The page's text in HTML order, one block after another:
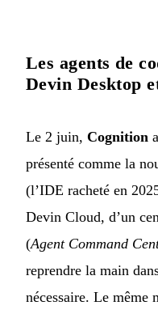
Les agents de
Devin Desktop
Le 2 juin, Cognition
présenté comme la
(l’IDE racheté en
Devin Cloud, d’un
(Agent Command
reprendre la main
nécessaire. Le